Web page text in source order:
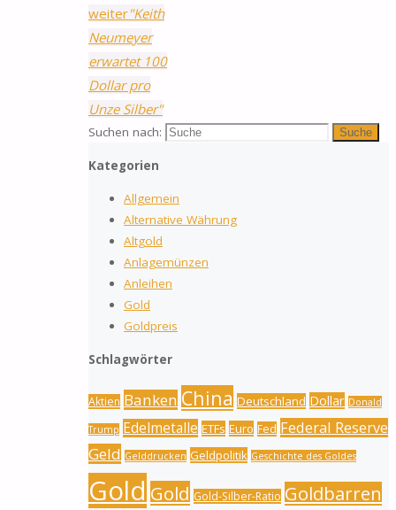
weiter"Keith
Neumeyer
erwartet 100
Dollar pro
Unze Silber"
Suchen nach: Suche
Kategorien
Allgemein
Alternative Währung
Altgold
Anlagemünzen
Anleihen
Gold
Goldpreis
Schlagwörter
Aktien Banken China Deutschland Dollar Donald
Trump Edelmetalle ETFs Euro Fed Federal Reserve
Geld Gelddrucken Geldpolitik Geschichte des Goldes
Gold Gold Gold-Silber-Ratio Goldbarren